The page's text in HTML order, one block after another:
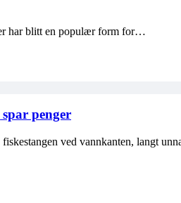
har blitt en populær form for…
penger
ved vannkanten, langt